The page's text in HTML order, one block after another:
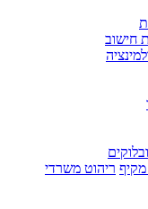
חישוב
ריהוט משרדי